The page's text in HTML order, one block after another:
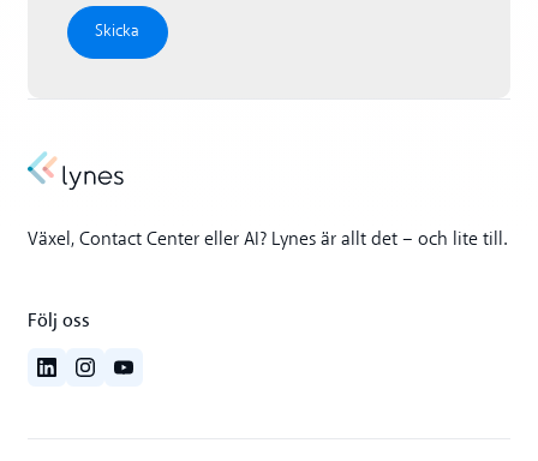
Växel, Contact Center eller AI? Lynes är allt det – och lite till.
Följ oss